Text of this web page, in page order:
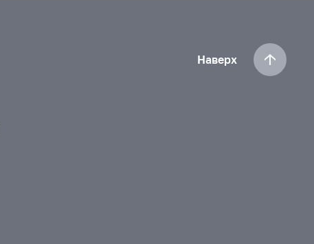
Наверх